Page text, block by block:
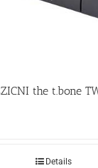
the t.bone
Details